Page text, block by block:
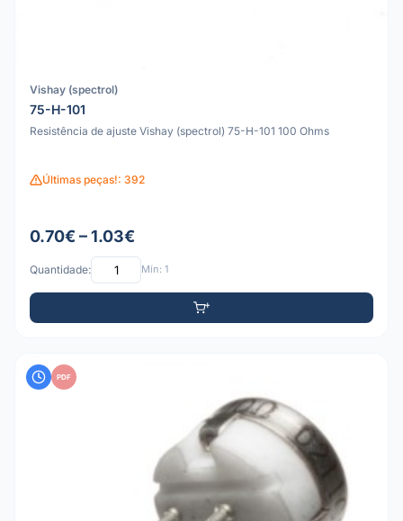
Vishay (spectrol)
75-H-101
Resistência de ajuste Vishay (spectrol) 75-H-101 100 Ohms
Últimas peças!: 392
0.70€ – 1.03€
Quantidade: Mín: 1
PDF